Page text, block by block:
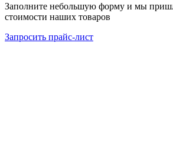
Заполните небольшую форму и мы
стоимости наших товаров
Запросить прайс-лист